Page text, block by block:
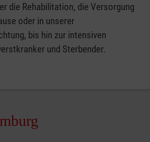
die Rehabilitation, die Versorgung
oder in unserer
bis hin zur intensiven
und Sterbender.